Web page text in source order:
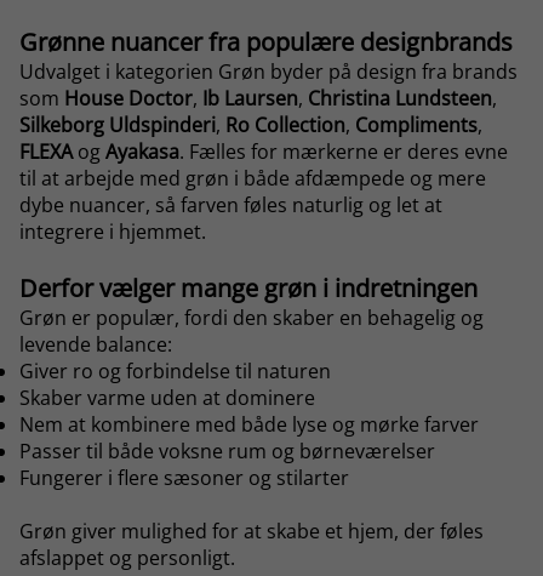
Grønne nuancer fra populære designbrands
Udvalget i kategorien Grøn byder på design fra brands
som House Doctor, Ib Laursen, Christina Lundsteen,
Silkeborg Uldspinderi, Ro Collection, Compliments,
FLEXAogAyakasa. Fælles for mærkerne er deres evne
til at arbejde med grøn i både afdæmpede og mere
dybe nuancer, så farven føles naturlig og let at
integrere i hjemmet.
Derfor vælger mange grøn i indretningen
Grøn er populær, fordi den skaber en behagelig og
levende balance:
Giver ro og forbindelse til naturen
Skaber varme uden at dominere
Nem at kombinere med både lyse og mørke farver
Passer til både voksne rum og børneværelser
Fungerer i flere sæsoner og stilarter
Grøn giver mulighed for at skabe et hjem, der føles
afslappet og personligt.